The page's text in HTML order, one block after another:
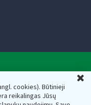
cookies). Būtinieji
reikalingas Jūsų